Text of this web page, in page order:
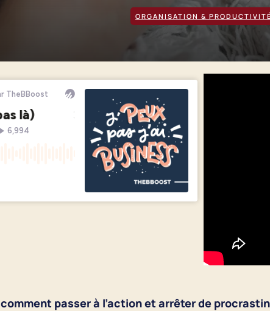
ORGANISATION & PRODUCTIVITÉ
comment passer à l’action et arrêter de